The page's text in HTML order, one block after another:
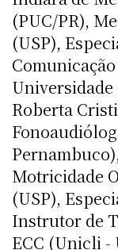
(PUC/PR),
(USP),
Universidade
Roberta
Motricidade
(USP),
Instrutor de
ECC (Unicli -